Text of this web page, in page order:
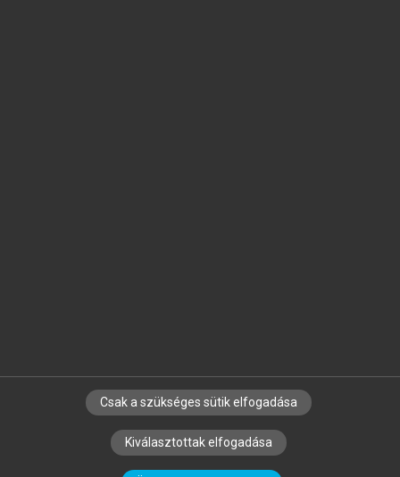
SZERZŐKNEK CÉGEKNEK KÖNYVTÁROSOKNAK
SZERKESZTÉSI ÉS LEKTORÁLÁSI ALAPELVEK
Csak a szükséges sütik elfogadása
Kiválasztottak elfogadása